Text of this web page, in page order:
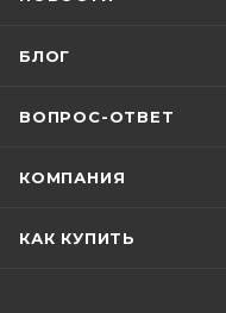
БЛОГ
ВОПРОС-ОТВЕТ
КОМПАНИЯ
КАК КУПИТЬ